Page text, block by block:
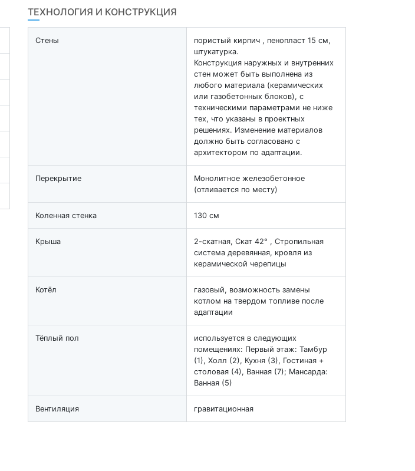
ТЕХНОЛОГИЯ И КОНСТРУКЦИЯ
Стены
пористый кирпич , пенопласт 15 см,
штукатурка.
Конструкция наружных и внутренних
стен может быть выполнена из
любого материала (керамических
или газобетонных блоков), с
техническими параметрами не ниже
тех, что указаны в проектных
решениях. Изменение материалов
должно быть согласовано с
архитектором по адаптации.
Перекрытие
Монолитное железобетонное
(отливается по месту)
Коленная стенка 130 см
Крыша
2-скатная, Скат 42° , Стропильная
система деревянная, кровля из
керамической черепицы
Котёл
газовый, возможность замены
котлом на твердом топливе после
адаптации
Тёплый пол
используется в следующих
помещениях: Первый этаж: Тамбур
(1), Холл (2), Кухня (3), Гостиная +
столовая (4), Ванная (7); Мансарда:
Ванная (5)
Вентиляция гравитационная